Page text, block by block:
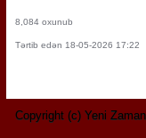
8,084 oxunub
Tərtib edən 18-05-2026 17:22
Copyright (c) Yeni